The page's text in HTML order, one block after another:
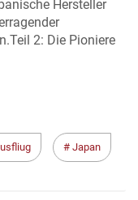
Hersteller
2: Die Pioniere
Japan